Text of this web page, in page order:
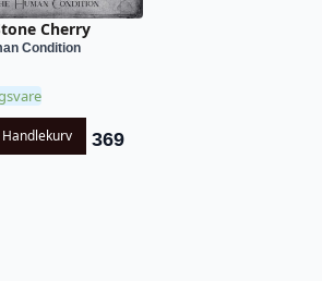
Cherry
Condition
Handlekurv 369